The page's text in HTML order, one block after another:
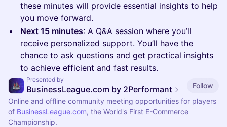
these minutes will provide essential insights to help
you move forward.
Next 15 minutes: A Q&A session where you’ll
receive personalized support. You’ll have the
chance to ask questions and get practical insights
to achieve efficient and fast results.
Presented by
BusinessLeague.com by 2Performant
Follow
Online and offline community meeting opportunities for players
of BusinessLeague.com, the World's First E-Commerce
Championship.